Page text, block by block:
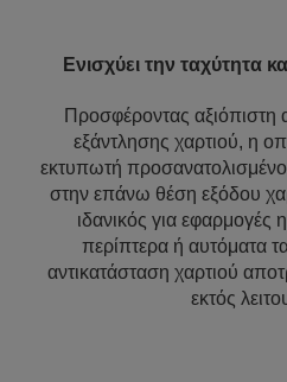
Ενισχύει την ταχύτητα
Προσφέροντας αξιόπιστη
εξάντλησης χαρτιού, η
εκτυπωτή προσανατολισμένο
στην επάνω θέση εξόδου
ιδανικός για εφαρμογές
περίπτερα ή αυτόματα
αντικατάσταση χαρτιού
εκτός